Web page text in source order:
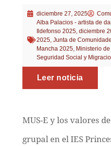
diciembre 27, 2025
Alba Palacios - artista de
Ildefonso 2025, diciembre
2025, Junta de
Mancha 2025, Ministerio
Seguridad Social y
Leer noticia
MUS-E y los valores
grupal en el IES